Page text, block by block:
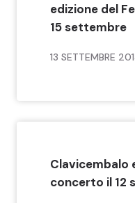
edizione del
15 settembre
13 SETTEMBRE
Clavicembalo
concerto il 12